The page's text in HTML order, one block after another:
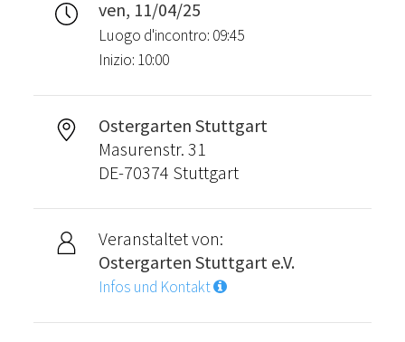
ven, 11/04/25
Luogo d'incontro: 09:45
Inizio: 10:00
Ostergarten Stuttgart
Masurenstr. 31
DE-70374 Stuttgart
Veranstaltet von:
Ostergarten Stuttgart e.V.
Infos und Kontakt